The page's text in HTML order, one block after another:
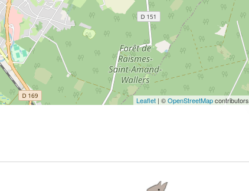
Leaflet| ©OpenStreetMapcontributors